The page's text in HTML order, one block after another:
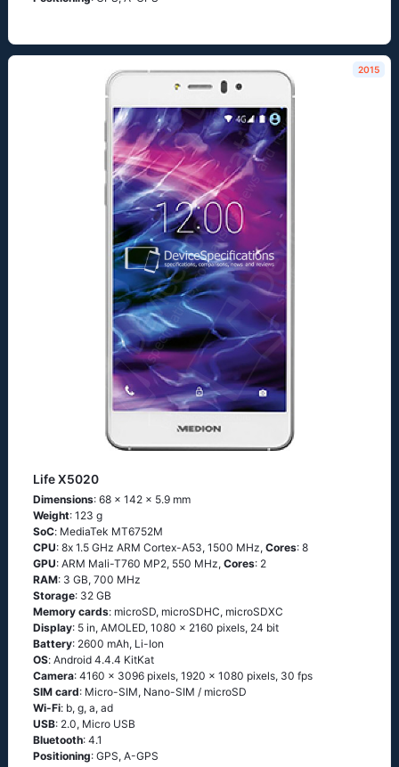
2015
Life X5020
Dimensions: 68 x 142 x 5.9 mm
Weight: 123 g
SoC: МеdiаТеk МТ6752М
CPU: 8х 1.5 GНz АRМ Соrtех-А53, 1500 MHz, Cores: 8
GPU: ARM Mali-T760 MP2, 550 MHz, Cores: 2
RAM: 3 GB, 700 MHz
Storage: 32 GB
Memory cards: microSD, microSDHC, microSDXC
Display: 5 in, AMOLED, 1080 x 2160 pixels, 24 bit
Battery: 2600 mAh, Li-Ion
OS: Аndrоid 4.4.4 ΚitΚаt
Camera: 4160 x 3096 pixels, 1920 x 1080 pixels, 30 fps
SIM card: Micro-SIM, Nano-SIM / microSD
Wi-Fi: b, g, а, аd
USB: 2.0, Micro USB
Bluetooth: 4.1
Positioning: GРS, А-GРS